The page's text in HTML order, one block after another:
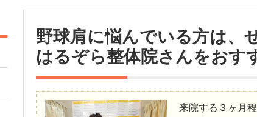
野球肩に悩んでいる方は、
はるぞら整体院さんをおす
来院する３ヶ月